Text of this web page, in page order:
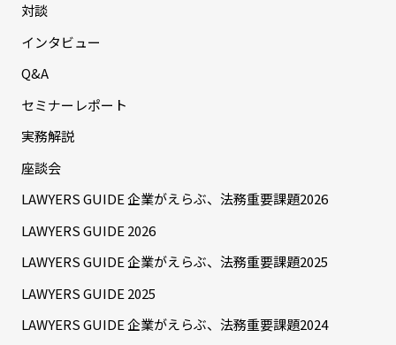
対談
インタビュー
Q&A
セミナーレポート
実務解説
座談会
LAWYERS GUIDE 企業がえらぶ、法務重要課題2026
LAWYERS GUIDE 2026
LAWYERS GUIDE 企業がえらぶ、法務重要課題2025
LAWYERS GUIDE 2025
LAWYERS GUIDE 企業がえらぶ、法務重要課題2024